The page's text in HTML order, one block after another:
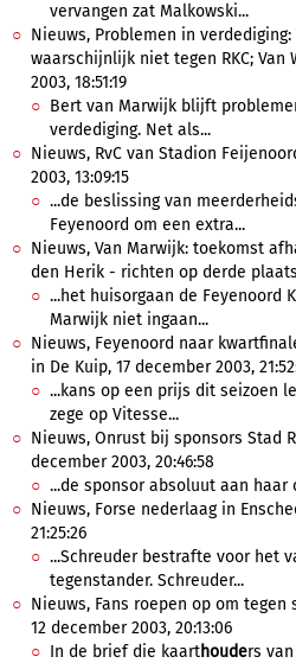
vervangen zat Malkowski...
Nieuws, Problemen in verdediging:
waarschijnlijk niet tegen RKC; Van
2003, 18:51:19
Bert van Marwijk blijft
verdediging. Net als...
Nieuws, RvC van Stadion
2003, 13:09:15
...de beslissing van
Feyenoord om een extra...
Nieuws, Van Marwijk: toekomst
den Herik - richten op derde
...het huisorgaan de Feyenoord
Marwijk niet ingaan...
Nieuws, Feyenoord naar
in De Kuip, 17 december 2003,
...kans op een prijs dit seizoen
zege op Vitesse...
Nieuws, Onrust bij sponsors Stad
december 2003, 20:46:58
...de sponsor absoluut aan haar
Nieuws, Forse nederlaag in
21:25:26
...Schreuder bestrafte voor het
tegenstander. Schreuder...
Nieuws, Fans roepen op om
12 december 2003, 20:13:06
In de brief die kaarthouders